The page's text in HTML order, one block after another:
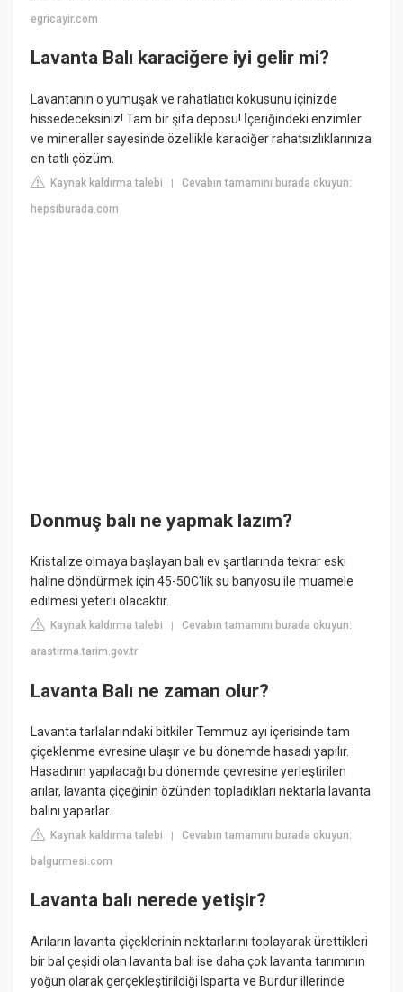
egricayir.com
Lavanta Balı karaciğere iyi gelir mi?
Lavantanın o yumuşak ve rahatlatıcı kokusunu içinizde
hissedeceksiniz! Tam bir şifa deposu! İçeriğindeki enzimler
ve mineraller sayesinde özellikle karaciğer rahatsızlıklarınıza
en tatlı çözüm.
Kaynak kaldırma talebi |Cevabın tamamını burada okuyun:
hepsiburada.com
Donmuş balı ne yapmak lazım?
Kristalize olmaya başlayan balı ev şartlarında tekrar eski
haline döndürmek için 45-50C'lik su banyosu ile muamele
edilmesi yeterli olacaktır.
Kaynak kaldırma talebi |Cevabın tamamını burada okuyun:
arastirma.tarim.gov.tr
Lavanta Balı ne zaman olur?
Lavanta tarlalarındaki bitkiler Temmuz ayı içerisinde tam
çiçeklenme evresine ulaşır ve bu dönemde hasadı yapılır.
Hasadının yapılacağı bu dönemde çevresine yerleştirilen
arılar, lavanta çiçeğinin özünden topladıkları nektarla lavanta
balını yaparlar.
Kaynak kaldırma talebi |Cevabın tamamını burada okuyun:
balgurmesi.com
Lavanta balı nerede yetişir?
Arıların lavanta çiçeklerinin nektarlarını toplayarak ürettikleri
bir bal çeşidi olan lavanta balı ise daha çok lavanta tarımının
yoğun olarak gerçekleştirildiği Isparta ve Burdur illerinde